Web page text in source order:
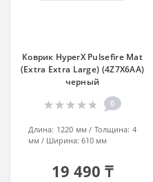
Коврик HyperX Pulsefire Mat
(Extra Extra Large) (4Z7X6AA)
черный
0
Длина: 1220 мм Толщина: 4
мм
Ширина: 610 мм
19 490 ₸